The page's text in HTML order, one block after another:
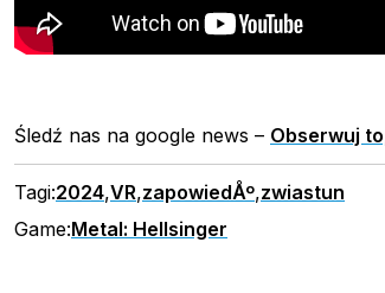
Śledź nas na google news – Obserwuj
Tagi:2024,VR,zapowiedÅº,zwiastun
Game:Metal: Hellsinger